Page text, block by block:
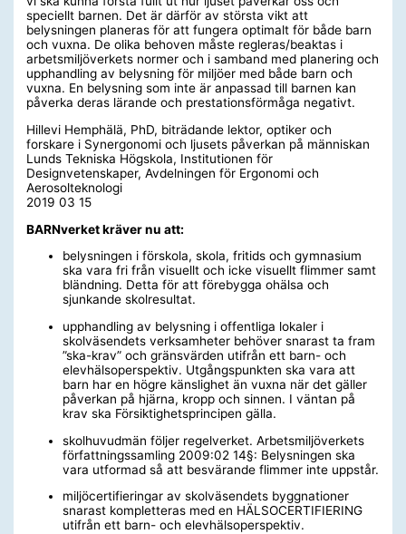
speciellt barnen. Det är därför av största vikt att
belysningen planeras för att fungera optimalt för både barn
och vuxna. De olika behoven måste regleras/beaktas i
arbetsmiljöverkets normer och i samband med planering och
upphandling av belysning för miljöer med både barn och
vuxna. En belysning som inte är anpassad till barnen kan
påverka deras lärande och prestationsförmåga negativt.
Hillevi Hemphälä, PhD, biträdande lektor, optiker och
forskare i Synergonomi och ljusets påverkan på människan
Lunds Tekniska Högskola, Institutionen för
Designvetenskaper, Avdelningen för Ergonomi och
Aerosolteknologi
2019 03 15
BARNverket kräver nu att:
belysningen i förskola, skola, fritids och gymnasium
ska vara fri från visuellt och icke visuellt flimmer samt
bländning. Detta för att förebygga ohälsa och
sjunkande skolresultat.
upphandling av belysning i offentliga lokaler i
skolväsendets verksamheter behöver snarast ta fram
”ska-krav” och gränsvärden utifrån ett barn- och
elevhälsoperspektiv. Utgångspunkten ska vara att
barn har en högre känslighet än vuxna när det gäller
påverkan på hjärna, kropp och sinnen. I väntan på
krav ska Försiktighetsprincipen gälla.
skolhuvudmän följer regelverket. Arbetsmiljöverkets
författningssamling 2009:02 14§: Belysningen ska
vara utformad så att besvärande flimmer inte uppstår.
miljöcertifieringar av skolväsendets byggnationer
snarast kompletteras med en HÄLSOCERTIFIERING
utifrån ett barn- och elevhälsoperspektiv.